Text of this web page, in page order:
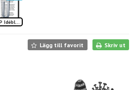
TP Idéblad sid 2 Kaninhinder
Lägg till favorit Skriv ut